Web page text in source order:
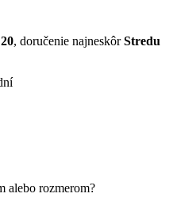
, doručenie najneskôrStredu
alebo rozmerom?